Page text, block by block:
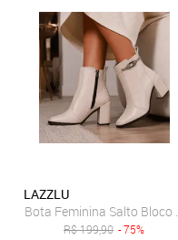
LAZZLU
Bota Feminina Salto
R$199,90 - 75%